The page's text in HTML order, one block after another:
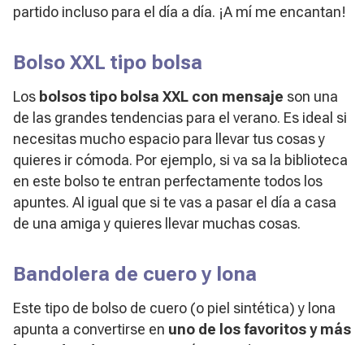
partido incluso para el día a día. ¡A mí me encantan!
Bolso XXL tipo bolsa
Los bolsos tipo bolsa XXL con mensaje son una
de las grandes tendencias para el verano. Es ideal si
necesitas mucho espacio para llevar tus cosas y
quieres ir cómoda. Por ejemplo, si va sa la biblioteca
en este bolso te entran perfectamente todos los
apuntes. Al igual que si te vas a pasar el día a casa
de una amiga y quieres llevar muchas cosas.
Bandolera de cuero y lona
Este tipo de bolso de cuero (o piel sintética) y lona
apunta a convertirse en uno de los favoritos y más